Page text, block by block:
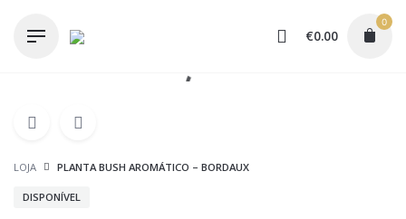
€0.00
0
LOJA PLANTA BUSH AROMÁTICO – BORDAUX
DISPONÍVEL